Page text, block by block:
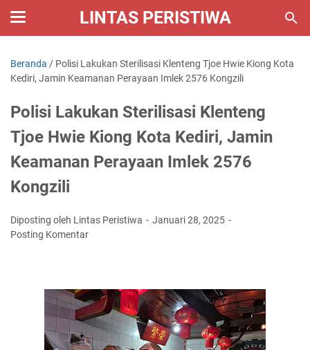
LINTAS PERISTIWA
Beranda / Polisi Lakukan Sterilisasi Klenteng Tjoe Hwie Kiong Kota
Kediri, Jamin Keamanan Perayaan Imlek 2576 Kongzili
Polisi Lakukan Sterilisasi Klenteng
Tjoe Hwie Kiong Kota Kediri, Jamin
Keamanan Perayaan Imlek 2576
Kongzili
Diposting oleh Lintas Peristiwa
Januari 28, 2025
Posting Komentar